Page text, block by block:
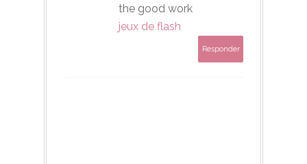
the good work
jeux de flash
Responder